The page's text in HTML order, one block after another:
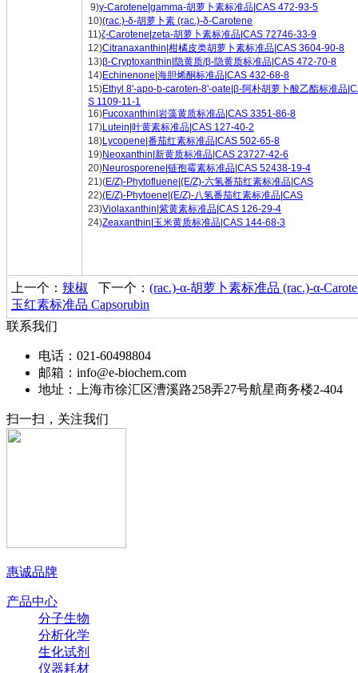
9)γ-Carotene|gamma-胡萝卜素标准品|CAS 472-93-5
10)(rac.)‐δ-胡萝卜素 (rac.)‐δ‐Carotene
11)ζ-Carotene|zeta-胡萝卜素标准品|CAS 72746-33-9
12)Citranaxanthin|柑橘皮类胡萝卜素标准品|CAS 3604-90-8
13)β-Cryptoxanthin|隐黄质/β-隐黄质标准品|CAS 472-70-8
14)Echinenone|海胆烯酮标准品|CAS 432-68-8
15)Ethyl 8'-apo-b-caroten-8'-oate|β-阿朴胡萝卜酸乙酯标准品
S 1109-11-1
16)Fucoxanthin|岩藻黄质标准品|CAS 3351-86-8
17)Lutein|叶黄素标准品|CAS 127-40-2
18)Lycopene|番茄红素标准品|CAS 502-65-8
19)Neoxanthin|新黄质标准品|CAS 23727-42-6
20)Neurosporene|链孢霉素标准品|CAS 52438-19-4
21)(E/Z)-Phytofluene|(E/Z)-六氢番茄红素标准品|CAS
22)(E/Z)-Phytoene|(E/Z)-八氢番茄红素标准品|CAS
23)Violaxanthin|紫黄素标准品|CAS 126-29-4
24)Zeaxanthin|玉米黄质标准品|CAS 144-68-3
下一个： (rac.)‐α‐胡萝卜素标准品
上一个： 辣椒
玉红素标准品 Capsorubin
联系我们
电话：021-60498804
邮箱：info@e-biochem.com
地址：上海市徐汇区漕溪路258弄27号航星商务楼2-404
扫一扫，关注我们
惠诚品牌
产品中心
分子生物
分析化学
生化试剂
仪器耗材